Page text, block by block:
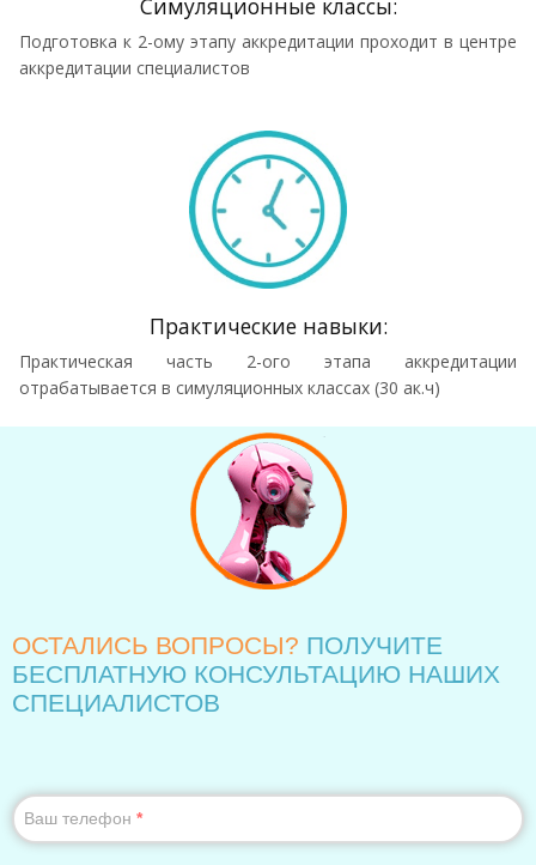
Симуляционные классы:
Подготовка к 2-ому этапу аккредитации проходит в центре
аккредитации специалистов
Практические навыки:
Практическая часть 2-ого этапа аккредитации
отрабатывается в симуляционных классах (30 ак.ч)